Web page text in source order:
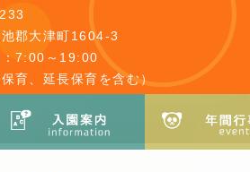
郡大津町1604-3
：7:00～19:00
保育、延長保育を含む）